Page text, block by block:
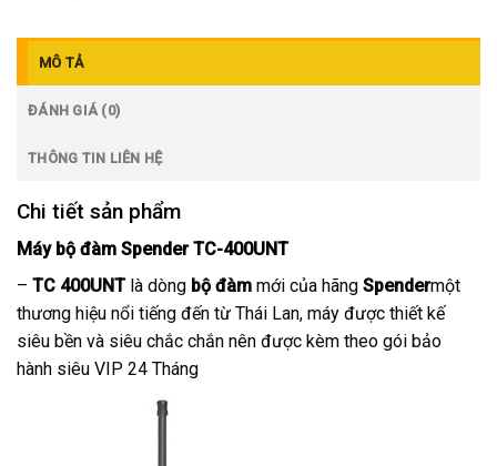
MÔ TẢ
ĐÁNH GIÁ (0)
THÔNG TIN LIÊN HỆ
Chi tiết sản phẩm
Máy bộ đàm Spender TC-400UNT
– TC 400UNTlà dòng bộ đàm mới của hãng Spendermột
thương hiệu nổi tiếng đến từ Thái Lan, máy được thiết kế
siêu bền và siêu chắc chắn nên được kèm theo gói bảo
hành siêu VIP 24 Tháng